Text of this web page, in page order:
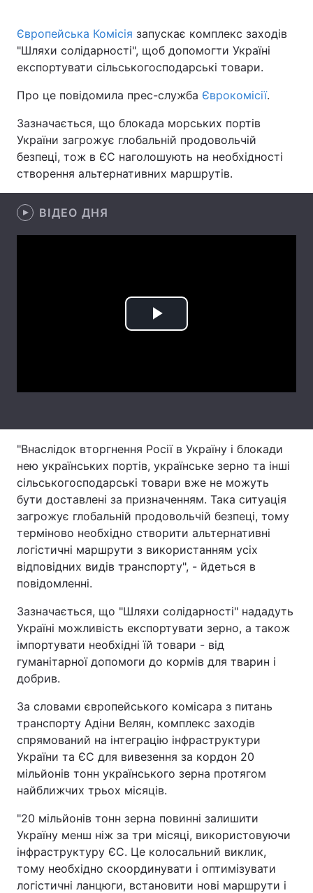
Спорт Наука
Зброя Інциденти
Здоров'я Туризм
Цікавинки Погода
Екологія
Тема оформлення
Європейська Комісія запускає комплекс заходів
"Шляхи солідарності", щоб допомогти Україні
експортувати сільськогосподарські товари.
Про це повідомила прес-служба Єврокомісії.
Зазначається, що блокада морських портів
України загрожує глобальній продовольчій
безпеці, тож в ЄС наголошують на необхідності
створення альтернативних маршрутів.
ВІДЕО ДНЯ
Play
"Внаслідок вторгнення Росії в Україну і блокади
нею українських портів, українське зерно та інші
сільськогосподарські товари вже не можуть
бути доставлені за призначенням. Така ситуація
загрожує глобальній продовольчій безпеці, тому
терміново необхідно створити альтернативні
логістичні маршрути з використанням усіх
відповідних видів транспорту", - йдеться в
повідомленні.
Зазначається, що "Шляхи солідарності" нададуть
Україні можливість експортувати зерно, а також
імпортувати необхідні їй товари - від
гуманітарної допомоги до кормів для тварин і
добрив.
За словами європейського комісара з питань
транспорту Адіни Велян, комплекс заходів
спрямований на інтеграцію інфраструктури
України та ЄС для вивезення за кордон 20
мільйонів тонн українського зерна протягом
найближчих трьох місяців.
"20 мільйонів тонн зерна повинні залишити
Україну менш ніж за три місяці, використовуючи
інфраструктуру ЄС. Це колосальний виклик,
тому необхідно скоординувати і оптимізувати
логістичні ланцюги, встановити нові маршрути і